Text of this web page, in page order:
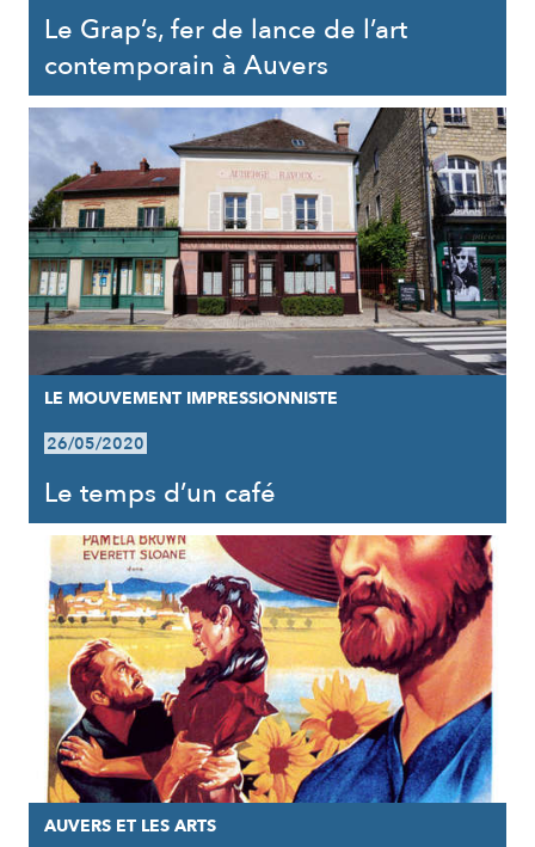
Le Grap’s, fer de lance de l’art
contemporain à Auvers
LE MOUVEMENT IMPRESSIONNISTE
26/05/2020
Le temps d’un café
AUVERS ET LES ARTS